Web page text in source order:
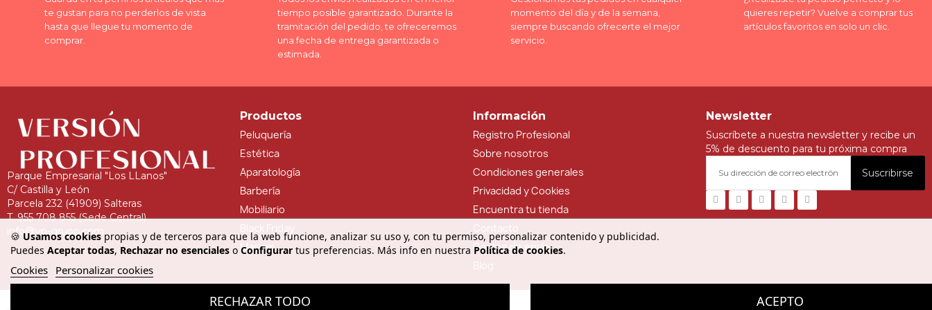
🍪 Usamos cookies propias y de terceros para que la web funcione, analizar su uso y, con tu permiso, personalizar contenido y publicidad.
Puedes Aceptar todas, Rechazar no esenciales o Configurar tus preferencias. Más info en nuestra Política de cookies.
Cookies Personalizar cookies
RECHAZAR TODO ACEPTO
te gustan para no perderlos de vista
hasta que llegue tu momento de
comprar.
tiempo posible garantizado. Durante la
tramitación del pedido, te ofreceremos
una fecha de entrega garantizada o
estimada.
momento del día y de la semana,
siempre buscando ofrecerte el mejor
servicio.
quieres repetir? Vuelve a comprar tus
artículos favoritos en solo un clic.
Parque Empresarial "Los LLanos"
C/ Castilla y León
Parcela 232 (41909) Salteras
T. 955 708 855 (Sede Central)
info@vp-grupo.com
Productos
Peluquería
Estética
Aparatología
Barbería
Mobiliario
Marcas
Información
Registro Profesional
Sobre nosotros
Condiciones generales
Privacidad y Cookies
Encuentra tu tienda
Gastos de envío
Newsletter
Suscríbete a nuestra newsletter y recibe un
5% de descuento para tu próxima compra
Suscribirse